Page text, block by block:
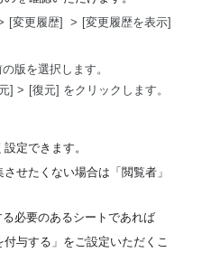
[変更履歴]  > [変更履歴を表示]
版を選択します。
] > [復元] をクリックします。
定できます。
せたくない場合は「閲覧者」
必要のあるシートであれば
与する」をご設定いただくこ